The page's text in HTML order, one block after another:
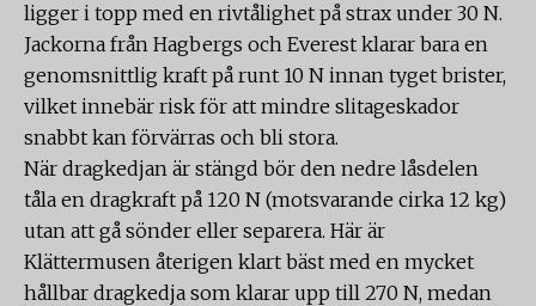
ligger i topp med en rivtålighet på strax under 30 N.
Jackorna från Hagbergs och Everest klarar bara en
genomsnittlig kraft på runt 10 N innan tyget brister,
vilket innebär risk för att mindre slitageskador
snabbt kan förvärras och bli stora.
När dragkedjan är stängd bör den nedre låsdelen
tåla en dragkraft på 120 N (motsvarande cirka 12 kg)
utan att gå sönder eller separera. Här är
Klättermusen återigen klart bäst med en mycket
hållbar dragkedja som klarar upp till 270 N, medan